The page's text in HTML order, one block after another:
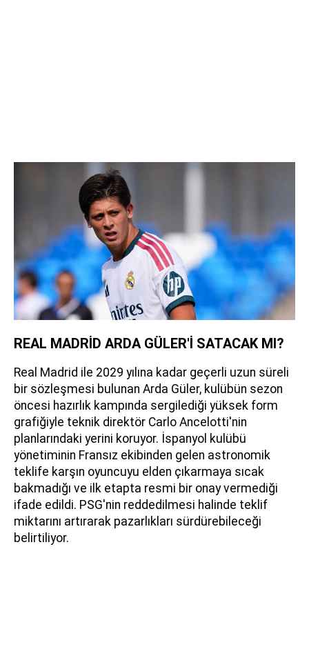
REAL MADRİD ARDA GÜLER'İ SATACAK MI?
Real Madrid ile 2029 yılına kadar geçerli uzun süreli
bir sözleşmesi bulunan Arda Güler, kulübün sezon
öncesi hazırlık kampında sergilediği yüksek form
grafiğiyle teknik direktör Carlo Ancelotti'nin
planlarındaki yerini koruyor. İspanyol kulübü
yönetiminin Fransız ekibinden gelen astronomik
teklife karşın oyuncuyu elden çıkarmaya sıcak
bakmadığı ve ilk etapta resmi bir onay vermediği
ifade edildi. PSG'nin reddedilmesi halinde teklif
miktarını artırarak pazarlıkları sürdürebileceği
belirtiliyor.